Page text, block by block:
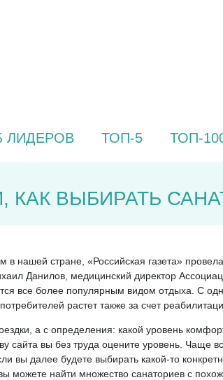
ЛИДЕРОВ ТОП-5 ТОП-
КАК ВЫБИРАТЬ
нашей стране, «Российская газета»
Данилов, медицинский директор
все более популярным видом отдыха. С
растет также за счет
а с определения: какой уровень
сайта вы без труда оцените уровень. Чаще
вы далее будете выбирать какой-то
можете найти множество санаториев с